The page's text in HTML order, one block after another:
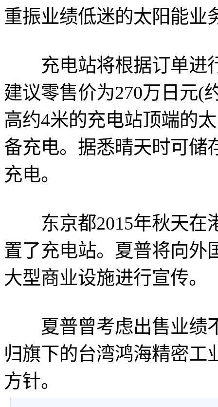
重振业绩低迷的太阳能业
充电站将根据订单进
建议零售价为270万日元(
高约4米的充电站顶端的
备充电。据悉晴天时可储
充电。
东京都2015年秋天在
置了充电站。夏普将向外
大型商业设施进行宣传。
夏普曾考虑出售业绩
归旗下的台湾鸿海精密工
方针。